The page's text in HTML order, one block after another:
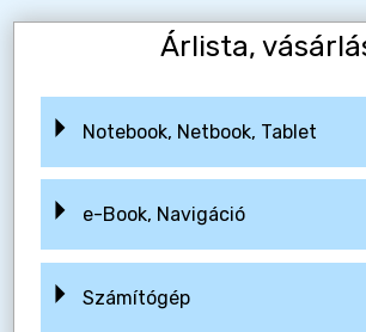
Árlista,
Notebook, Netbook, Tablet
e-Book, Navigáció
Számítógép